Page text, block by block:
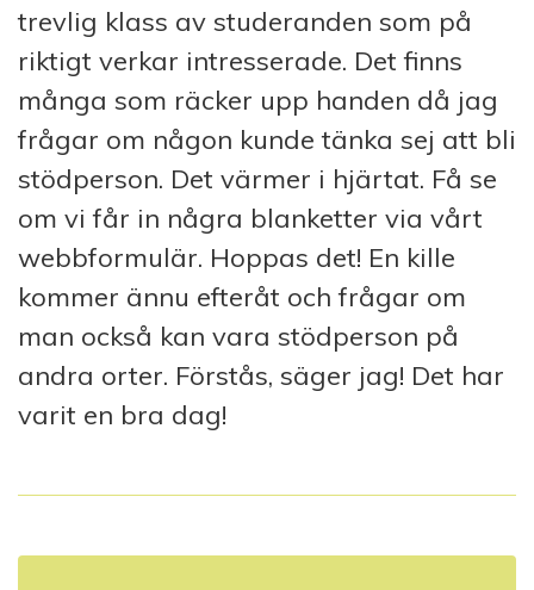
trevlig klass av studeranden som på
riktigt verkar intresserade. Det finns
många som räcker upp handen då jag
frågar om någon kunde tänka sej att bli
stödperson. Det värmer i hjärtat. Få se
om vi får in några blanketter via vårt
webbformulär. Hoppas det! En kille
kommer ännu efteråt och frågar om
man också kan vara stödperson på
andra orter. Förstås, säger jag! Det har
varit en bra dag!
n